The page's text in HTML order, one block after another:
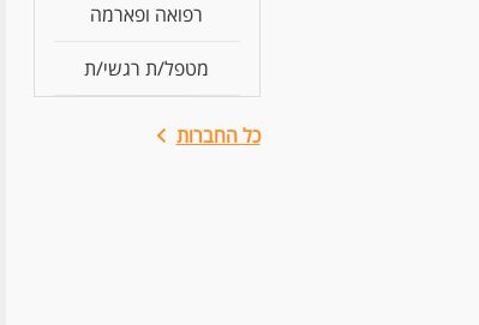
רפואה ופארמה
מטפל/ת רגשי/ת
כל החברות